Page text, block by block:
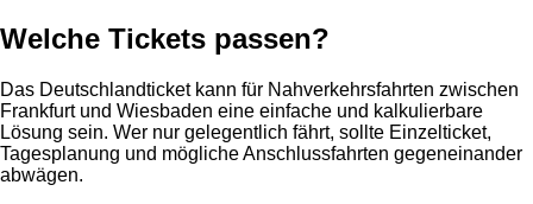
Welche Tickets passen?
Das Deutschlandticket kann für Nahverkehrsfahrten zwischen
Frankfurt und Wiesbaden eine einfache und kalkulierbare
Lösung sein. Wer nur gelegentlich fährt, sollte Einzelticket,
Tagesplanung und mögliche Anschlussfahrten gegeneinander
abwägen.